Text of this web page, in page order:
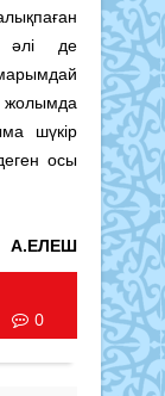
әлі де
шүкір
осы
А.ЕЛЕШ
0